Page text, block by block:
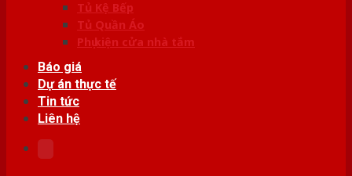
Tủ Kệ Bếp
Tủ Quần Áo
Phụ kiện cửa nhà tắm
Báo giá
Dự án thực tế
Tin tức
Liên hệ